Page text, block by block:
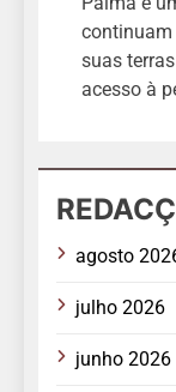
continuam
suas
acesso à
agosto
julho 2026
junho 2026